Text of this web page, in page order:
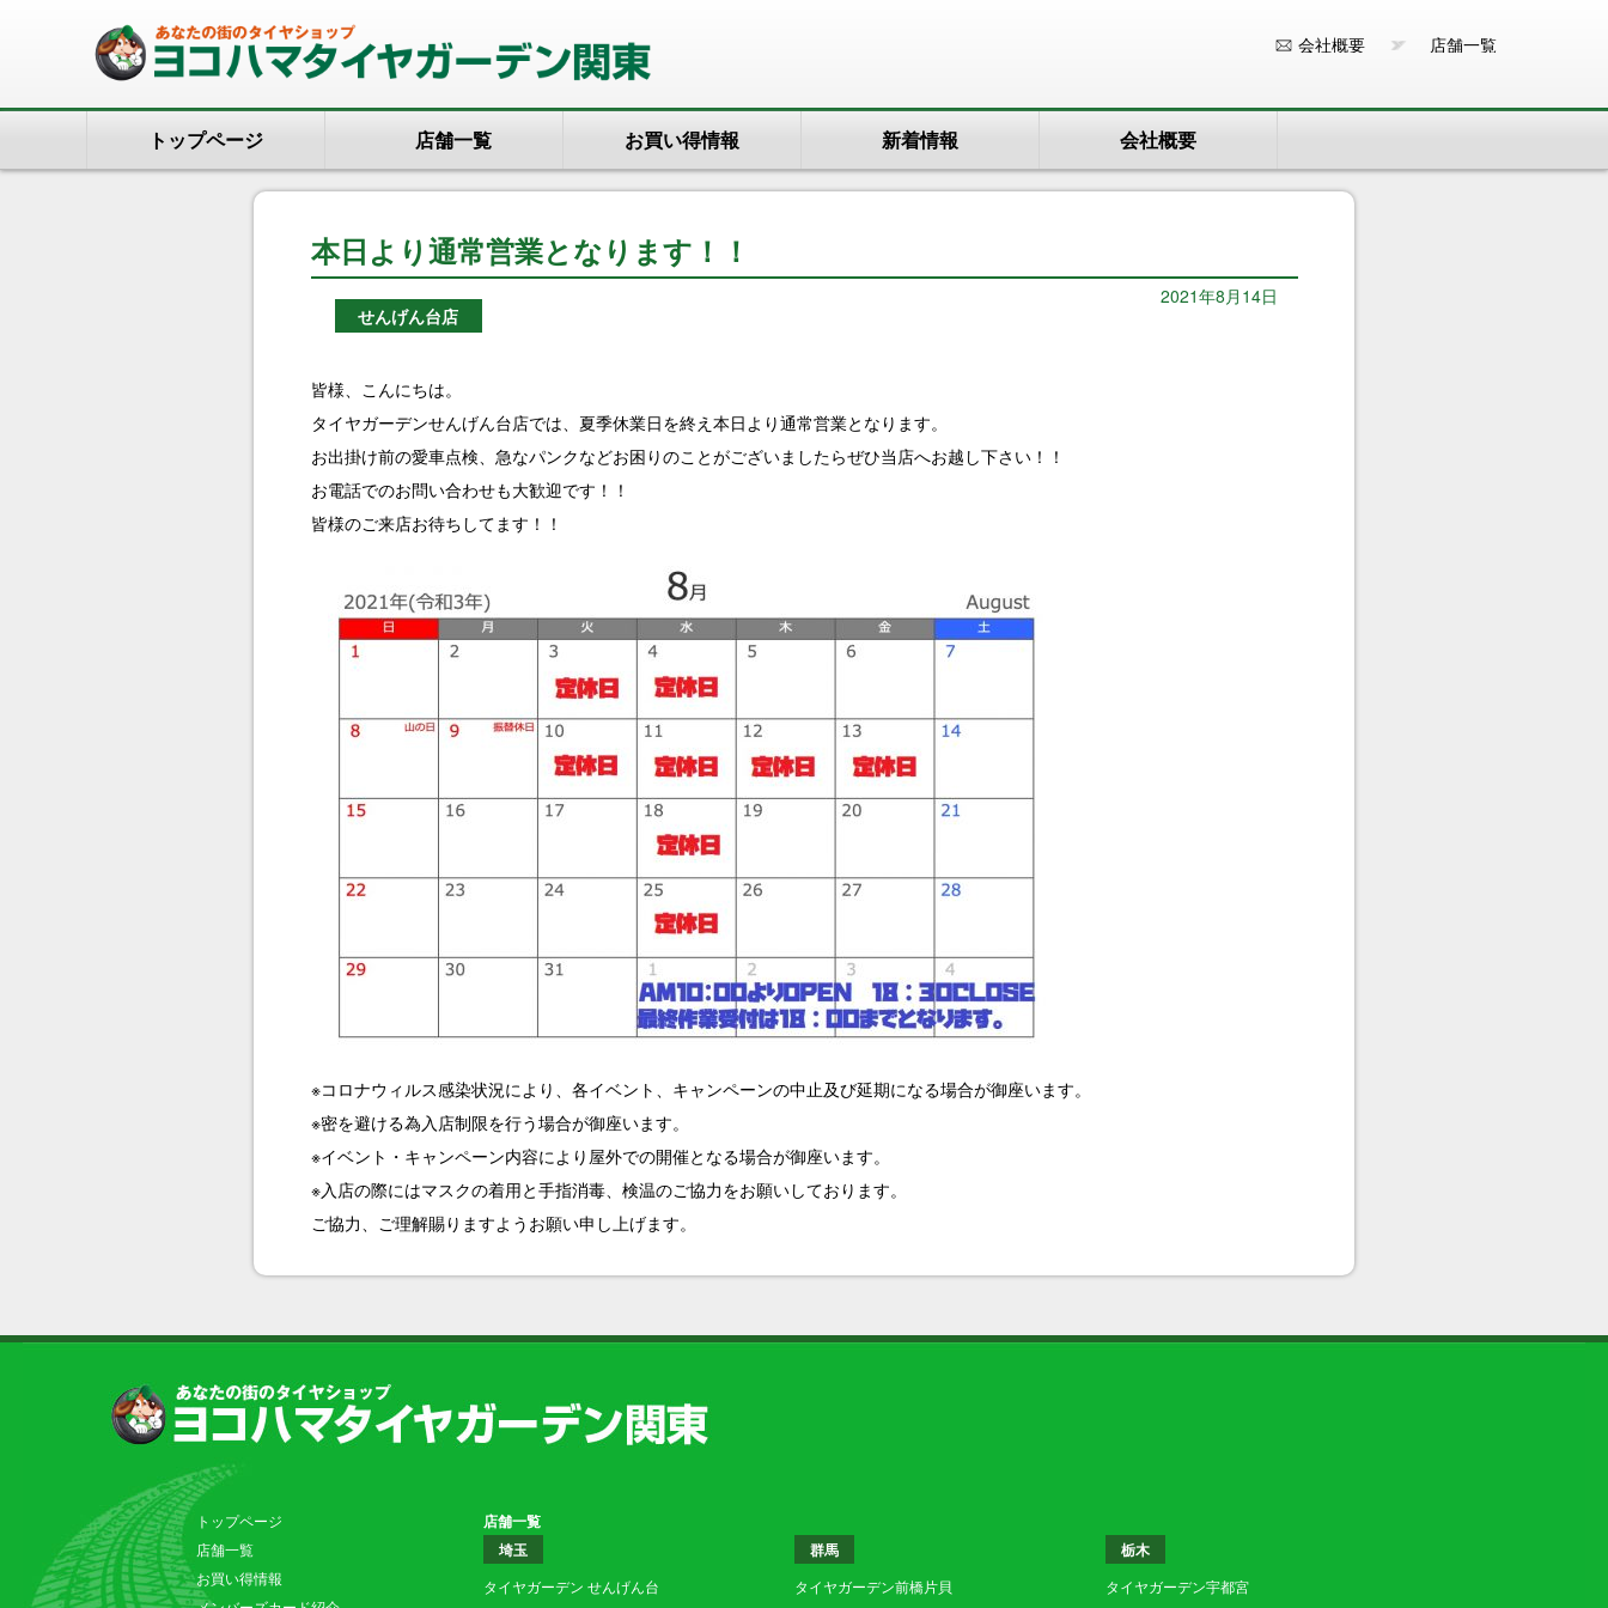
店舗一覧
会社概要
トップページ 店舗一覧 お買い得情報 新着情報 会社概要
本日より通常営業となります！！
せんげん台店
2021年8月14日
皆様、こんにちは。
タイヤガーデンせんげん台店では、夏季休業日を終え本日より通常営業となります。
お出掛け前の愛車点検、急なパンクなどお困りのことがございましたらぜひ当店へお越し下さい！！
お電話でのお問い合わせも大歓迎です！！
皆様のご来店お待ちしてます！！
※コロナウィルス感染状況により、各イベント、キャンペーンの中止及び延期になる場合が御座います。
※密を避ける為入店制限を行う場合が御座います。
※イベント・キャンペーン内容により屋外での開催となる場合が御座います。
※入店の際にはマスクの着用と手指消毒、検温のご協力をお願いしております。
ご協力、ご理解賜りますようお願い申し上げます。
トップページ
店舗一覧
お買い得情報
店舗一覧
埼玉
タイヤガーデン せんげん台
群馬
タイヤガーデン前橋片貝
栃木
タイヤガーデン宇都宮